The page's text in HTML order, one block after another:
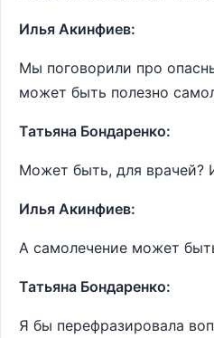
Илья Акинфиев:
Мы поговорили про
может быть полезно
Татьяна Бондаренко:
Может быть, для врачей?
Илья Акинфиев:
А самолечение может
Татьяна Бондаренко:
Я бы перефразировала